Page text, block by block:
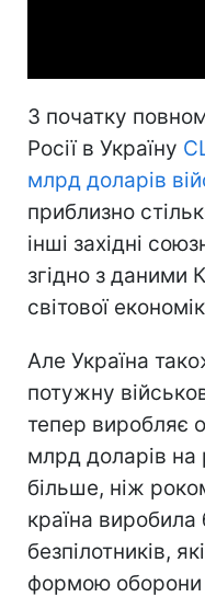
З початку
Росії в Україну
млрд доларів
приблизно
інші західні
згідно з даними
світової
Але Україна
потужну
тепер виробляє
млрд доларів на
більше, ніж
країна виробила
безпілотників,
формою оборони